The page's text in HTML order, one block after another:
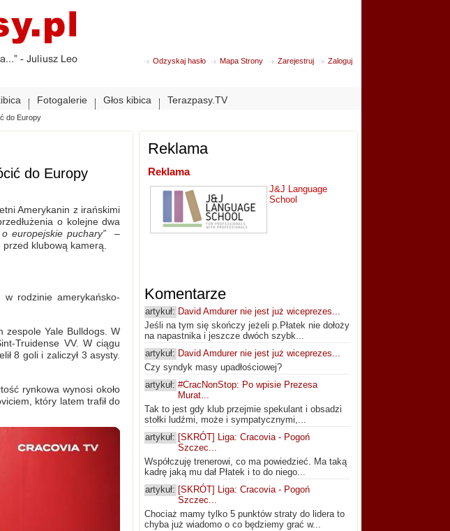
Odzyskaj hasło Mapa Strony Zarejestruj Zaloguj
Fotogalerie Głos kibica Terazpasy.TV
do Europy
do Europy
Amerykanin z irańskimi
o kolejne dwa
europejskie puchary” –
klubową kamerą.
rodzinie amerykańsko-
zespole Yale Bulldogs. W
Truidense VV. W ciągu
8 goli i zaliczył 3 asysty.
rynkowa wynosi około
który latem trafił do
Reklama
Reklama
J&J Language
School
Komentarze
artykuł: David Amdurer nie jest już wiceprezes...
Jeśli na tym się skończy jeżeli p.Płatek nie dołoży
na napastnika i jeszcze dwóch szybk...
artykuł: David Amdurer nie jest już wiceprezes...
Czy syndyk masy upadłościowej?
artykuł: #CracNonStop: Po wpisie Prezesa
Murat...
Tak to jest gdy klub przejmie spekulant i obsadzi
stołki ludźmi, może i sympatycznymi,...
artykuł: [SKRÓT] Liga: Cracovia - Pogoń
Szczec...
Współczuję trenerowi, co ma powiedzieć. Ma taką
kadrę jaką mu dał Płatek i to do niego...
artykuł: [SKRÓT] Liga: Cracovia - Pogoń
Szczec...
Chociaż mamy tylko 5 punktów straty do lidera to
chyba już wiadomo o co będziemy grać w...